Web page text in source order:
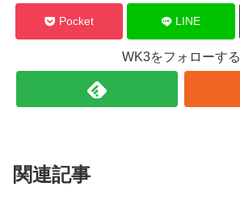
Pocket LINE
WK3をフォローする
関連記事